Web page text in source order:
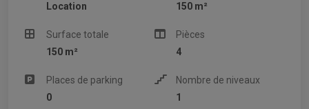
Location
150 m²
Surface totale
150 m²
Pièces
4
Places de parking
0
Nombre de niveaux
1